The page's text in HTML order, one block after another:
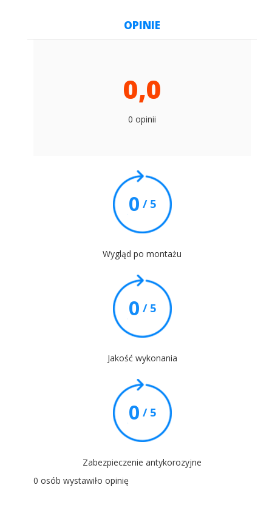
OPINIE
0,0
0 opinii
0 / 5
Wygląd po montażu
0 / 5
Jakość wykonania
0 / 5
Zabezpieczenie antykorozyjne
0 osób wystawiło opinię